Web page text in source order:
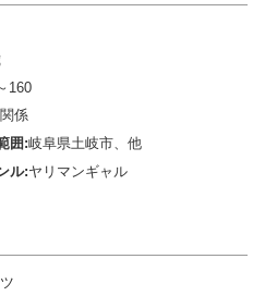
160
係
囲:岐阜県土岐市、他
ル:ヤリマンギャル